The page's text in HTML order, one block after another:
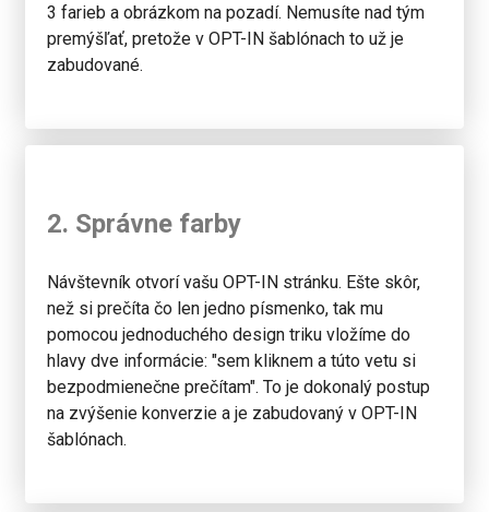
3 farieb a obrázkom na pozadí. Nemusíte nad tým
premýšľať, pretože v OPT-IN šablónach to už je
zabudované.
2. Správne farby
Návštevník otvorí vašu OPT-IN stránku. Ešte skôr,
než si prečíta čo len jedno písmenko, tak mu
pomocou jednoduchého design triku vložíme do
hlavy dve informácie: "sem kliknem a túto vetu si
bezpodmienečne prečítam". To je dokonalý postup
na zvýšenie konverzie a je zabudovaný v OPT-IN
šablónach.